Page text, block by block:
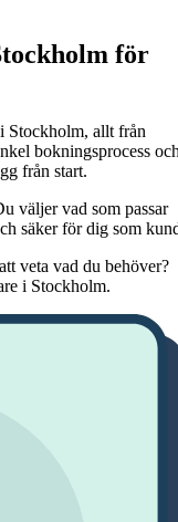
för
Stockholm, allt från
bokningsprocess
från start.
väljer vad som passar
säker för dig som
veta vad du behöver?
i Stockholm.